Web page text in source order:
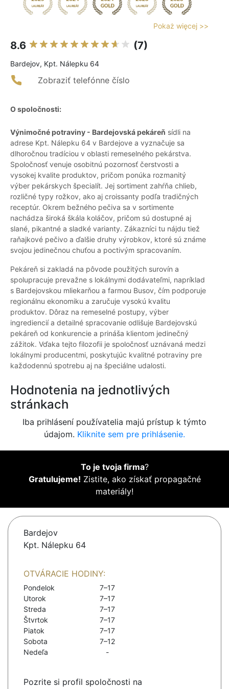
Pokaż więcej >>
8.6 (7)
Bardejov, Kpt. Nálepku 64
Zobraziť telefónne číslo
O spoločnosti:
Výnimočné potraviny - Bardejovská pekáreň sídli na
adrese Kpt. Nálepku 64 v Bardejove a vyznačuje sa
dlhoročnou tradíciou v oblasti remeselného pekárstva.
Spoločnosť venuje osobitnú pozornosť čerstvosti a
vysokej kvalite produktov, pričom ponúka rozmanitý
výber pekárskych špecialít. Jej sortiment zahŕňa chlieb,
rozličné typy rožkov, ako aj croissanty podľa tradičných
receptúr. Okrem bežného pečiva sa v sortimente
nachádza široká škála koláčov, pričom sú dostupné aj
slané, pikantné a sladké varianty. Zákazníci tu nájdu tiež
raňajkové pečivo a ďalšie druhy výrobkov, ktoré sú známe
svojou jedinečnou chuťou a poctivým spracovaním.
Pekáreň si zakladá na pôvode použitých surovín a
spolupracuje prevažne s lokálnymi dodávateľmi, napríklad
s Bardejovskou mliekarňou a farmou Busov, čím podporuje
regionálnu ekonomiku a zaručuje vysokú kvalitu
produktov. Dôraz na remeselné postupy, výber
ingrediencií a detailné spracovanie odlišuje Bardejovskú
pekáreň od konkurencie a prináša klientom jedinečný
zážitok. Vďaka tejto filozofii je spoločnosť uznávaná medzi
lokálnymi producentmi, poskytujúc kvalitné potraviny pre
každodennú spotrebu aj na špeciálne udalosti.
Hodnotenia na jednotlivých
stránkach
Iba prihlásení používatelia majú prístup k týmto
údajom. Kliknite sem pre prihlásenie.
To je tvoja firma?
Gratulujeme! Zistite, ako získať propagačné
materiály!
Bardejov
Kpt. Nálepku 64
OTVÁRACIE HODINY:
Pondelok
7–17
Utorok
7–17
Streda
7–17
Štvrtok
7–17
Piatok
7–17
Sobota
7–12
Nedeľa
-
Pozrite si profil spoločnosti na